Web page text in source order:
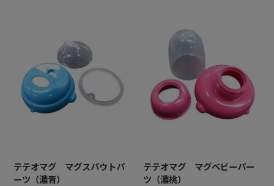
テテオマグ マグスパウトパ
ーツ（濃青）
テテオマグ マグベビーパー
ツ（濃桃）